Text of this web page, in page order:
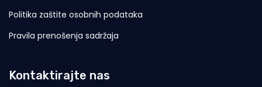
Politika zaštite osobnih podataka
Pravila prenošenja sadržaja
Kontaktirajte nas